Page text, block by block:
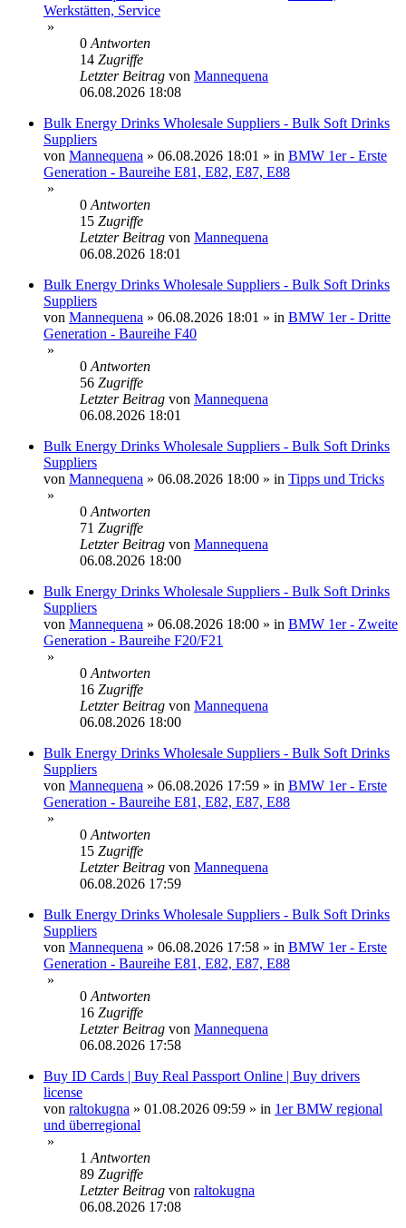
Werkstätten, Service
»
0 Antworten
14 Zugriffe
Letzter Beitrag von Mannequena
06.08.2026 18:08
Bulk Energy Drinks Wholesale Suppliers - Bulk Soft Drinks
Suppliers
von Mannequena » 06.08.2026 18:01 » in BMW 1er - Erste
Generation - Baureihe E81, E82, E87, E88
»
0 Antworten
15 Zugriffe
Letzter Beitrag von Mannequena
06.08.2026 18:01
Bulk Energy Drinks Wholesale Suppliers - Bulk Soft Drinks
Suppliers
von Mannequena » 06.08.2026 18:01 » in BMW 1er - Dritte
Generation - Baureihe F40
»
0 Antworten
56 Zugriffe
Letzter Beitrag von Mannequena
06.08.2026 18:01
Bulk Energy Drinks Wholesale Suppliers - Bulk Soft Drinks
Suppliers
von Mannequena » 06.08.2026 18:00 » in Tipps und Tricks
»
0 Antworten
71 Zugriffe
Letzter Beitrag von Mannequena
06.08.2026 18:00
Bulk Energy Drinks Wholesale Suppliers - Bulk Soft Drinks
Suppliers
von Mannequena » 06.08.2026 18:00 » in BMW 1er - Zweite
Generation - Baureihe F20/F21
»
0 Antworten
16 Zugriffe
Letzter Beitrag von Mannequena
06.08.2026 18:00
Bulk Energy Drinks Wholesale Suppliers - Bulk Soft Drinks
Suppliers
von Mannequena » 06.08.2026 17:59 » in BMW 1er - Erste
Generation - Baureihe E81, E82, E87, E88
»
0 Antworten
15 Zugriffe
Letzter Beitrag von Mannequena
06.08.2026 17:59
Bulk Energy Drinks Wholesale Suppliers - Bulk Soft Drinks
Suppliers
von Mannequena » 06.08.2026 17:58 » in BMW 1er - Erste
Generation - Baureihe E81, E82, E87, E88
»
0 Antworten
16 Zugriffe
Letzter Beitrag von Mannequena
06.08.2026 17:58
Buy ID Cards | Buy Real Passport Online | Buy drivers
license
von raltokugna » 01.08.2026 09:59 » in 1er BMW regional
und überregional
»
1 Antworten
89 Zugriffe
Letzter Beitrag von raltokugna
06.08.2026 17:08